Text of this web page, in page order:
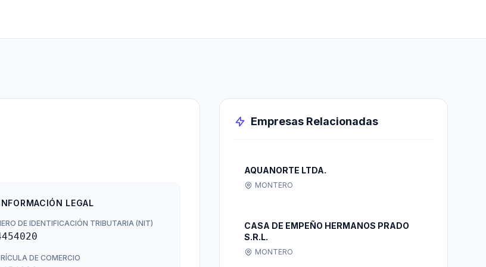
LEGAL
DE IDENTIFICACIÓN TRIBUTARIA (NIT)
DE COMERCIO
Empresas Relacionadas
AQUANORTE LTDA.
MONTERO
CASA DE EMPEÑO HERMANOS PRADO
S.R.L.
MONTERO